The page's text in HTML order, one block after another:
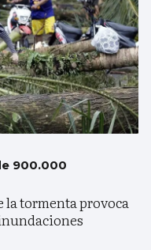
900.000
la tormenta provoca